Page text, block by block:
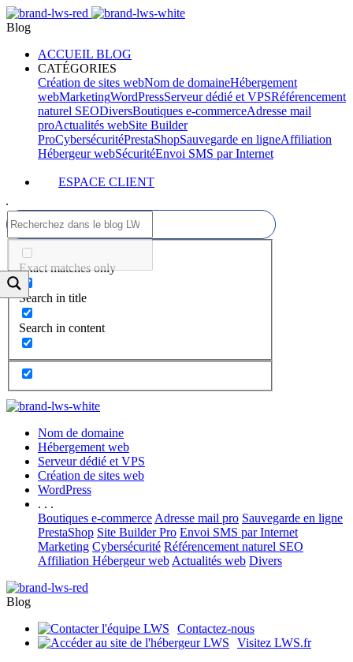
Blog
ACCUEIL BLOG
CATÉGORIES
Création de sites webNom de domaineHébergement
webMarketingWordPressServeur dédié et VPSRéférencement
naturel SEODiversBoutiques e-commerceAdresse mail
proActualités webSite Builder
ProCybersécuritéPrestaShopSauvegarde en ligneAffiliation
Hébergeur webSécuritéEnvoi SMS par Internet
ESPACE CLIENT
Exact matches only
Search in title
Search in content
Nom de domaine
Hébergement web
Serveur dédié et VPS
Création de sites web
WordPress
. . .
Boutiques e-commerce Adresse mail pro Sauvegarde en ligne
PrestaShop Site Builder Pro Envoi SMS par Internet
Marketing Cybersécurité Référencement naturel SEO
Affiliation Hébergeur web Actualités web Divers
Blog
Contactez-nous
Visitez LWS.fr